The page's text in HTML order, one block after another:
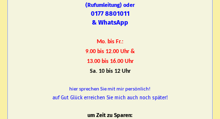
(Rufumleitung) oder
0177 8801011
& WhatsApp
Mo. bis Fr.:
9.00 bis 12.00 Uhr &
13.00 bis 16.00 Uhr
Sa. 10 bis 12 Uhr
hier sprechen Sie mit mir persönlich!
auf Gut Glück erreichen Sie mich auch noch später!
um Zeit zu Sparen: